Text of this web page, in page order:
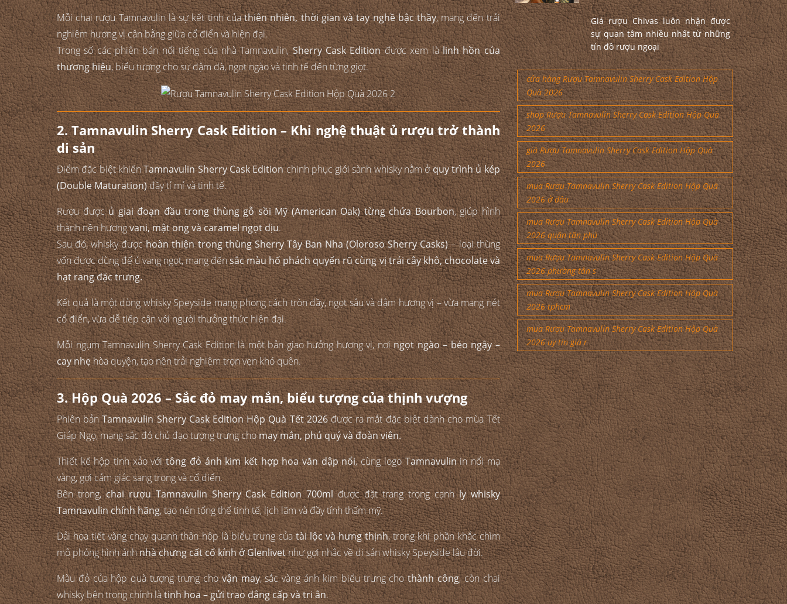
Mỗi chai rượu Tamnavulin là sự kết tinh củathiên nhiên, thời gian và tay nghề bậc thầy, mang đến trải
nghiệm hương vị cân bằng giữa cổ điển và hiện đại.
Trong số các phiên bản nổi tiếng của nhà Tamnavulin,Sherry Cask Editionđược xem làlinh hồn của
thương hiệu, biểu tượng cho sự đậm đà, ngọt ngào và tinh tế đến từng giọt.
2. Tamnavulin Sherry Cask Edition – Khi nghệ thuật ủ rượu trở thành
di sản
Điểm đặc biệt khiếnTamnavulin Sherry Cask Editionchinh phục giới sành whisky nằm ởquy trình ủ kép
(Double Maturation)đầy tỉ mỉ và tinh tế.
Rượu đượcủ giai đoạn đầu trong thùng gỗ sồi Mỹ (American Oak) từng chứa Bourbon, giúp hình
thành nền hươngvani, mật ong và caramel ngọt dịu.
Sau đó, whisky đượchoàn thiện trong thùng Sherry Tây Ban Nha (Oloroso Sherry Casks)– loại thùng
vốn được dùng để ủ vang ngọt, mang đếnsắc màu hổ phách quyến rũ cùng vị trái cây khô, chocolate và
hạt rang đặc trưng.
Kết quả là một dòng whisky Speyside mang phong cách tròn đầy, ngọt sâu và đậm hương vị – vừa mang nét
cổ điển, vừa dễ tiếp cận với người thưởng thức hiện đại.
Mỗi ngụm Tamnavulin Sherry Cask Edition là một bản giao hưởng hương vị, nơingọt ngào – béo ngậy –
cay nhẹhòa quyện, tạo nên trải nghiệm trọn vẹn khó quên.
3. Hộp Quà 2026 – Sắc đỏ may mắn, biểu tượng của thịnh vượng
Phiên bảnTamnavulin Sherry Cask Edition Hộp Quà Tết 2026được ra mắt đặc biệt dành cho mùa Tết
Giáp Ngọ, mang sắc đỏ chủ đạo tượng trưng chomay mắn, phú quý và đoàn viên.
Thiết kế hộp tinh xảo vớitông đỏ ánh kim kết hợp hoa văn dập nổi, cùng logoTamnavulinin nổi mạ
vàng, gợi cảm giác sang trọng và cổ điển.
Bên trong,chai rượu Tamnavulin Sherry Cask Edition 700mlđược đặt trang trọng cạnhly whisky
Tamnavulin chính hãng, tạo nên tổng thể tinh tế, lịch lãm và đầy tính thẩm mỹ.
Dải họa tiết vàng chạy quanh thân hộp là biểu trưng củatài lộc và hưng thịnh, trong khi phần khắc chìm
mô phỏng hình ảnhnhà chưng cất cổ kính ở Glenlivetnhư gợi nhắc về di sản whisky Speyside lâu đời.
Màu đỏ của hộp quà tượng trưng chovận may, sắc vàng ánh kim biểu trưng chothành công, còn chai
whisky bên trong chính làtinh hoa – gửi trao đẳng cấp và tri ân.
Giá rượu Chivas luôn nhận được
sự quan tâm nhiều nhất từ những
tín đồ rượu ngoại
cửa hàng Rượu Tamnavulin Sherry Cask Edition Hộp
Quà 2026
shop Rượu Tamnavulin Sherry Cask Edition Hộp Quà
2026
giá Rượu Tamnavulin Sherry Cask Edition Hộp Quà
2026
mua Rượu Tamnavulin Sherry Cask Edition Hộp Quà
2026 ở đâu
mua Rượu Tamnavulin Sherry Cask Edition Hộp Quà
2026 quận tân phú
mua Rượu Tamnavulin Sherry Cask Edition Hộp Quà
2026 phường tân s
mua Rượu Tamnavulin Sherry Cask Edition Hộp Quà
2026 tphcm
mua Rượu Tamnavulin Sherry Cask Edition Hộp Quà
2026 uy tín giá r